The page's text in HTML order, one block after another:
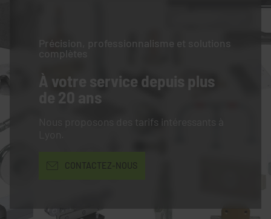
Précision, professionnalisme et solutions
complètes
À votre service depuis plus
de 20 ans
Nous proposons des tarifs intéressants à
CONTACTEZ-NOUS